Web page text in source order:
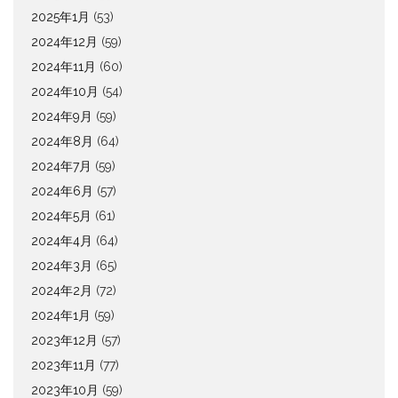
2025年1月 (53)
2024年12月 (59)
2024年11月 (60)
2024年10月 (54)
2024年9月 (59)
2024年8月 (64)
2024年7月 (59)
2024年6月 (57)
2024年5月 (61)
2024年4月 (64)
2024年3月 (65)
2024年2月 (72)
2024年1月 (59)
2023年12月 (57)
2023年11月 (77)
2023年10月 (59)